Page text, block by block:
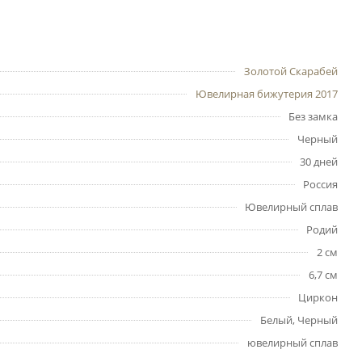
Золотой Скарабей
Ювелирная бижутерия 2017
Без замка
Черный
30 дней
Россия
Ювелирный сплав
Родий
2 см
6,7 см
Циркон
Белый, Черный
ювелирный сплав